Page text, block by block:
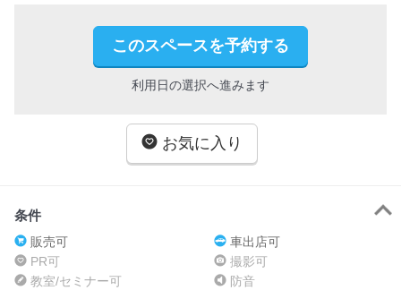
このスペースを予約する
利用日の選択へ進みます
お気に入り
条件
販売可
車出店可
PR可
撮影可
教室/セミナー可
防音